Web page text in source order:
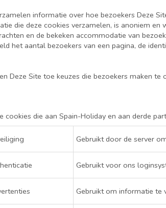
informatie over hoe bezoekers Deze
die deze cookies verzamelen, is anoniem
en de bekeken accommodatie van
het aantal bezoekers van een pagina, de
Deze Site toe keuzes die bezoekers maken
die aan Spain-Holiday en aan derde
Gebruikt door de server
Gebruikt voor ons
Gebruikt om informatie te